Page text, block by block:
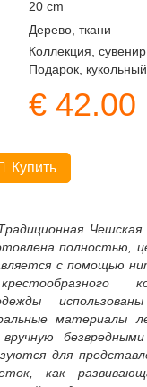
20 cm
Дерево, ткани
Коллекция, сувенир
Подарок,
€ 42.00
Купить
Чешская
полностью,
с помощью
материалы
для
как